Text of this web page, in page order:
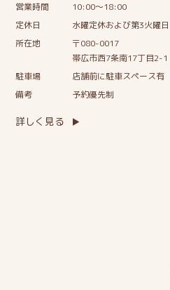
営業時間
10:00〜18:00
定休日
水曜定休および第3火曜日
所在地
〒080-0017
帯広市西7条南17丁目2-1
駐車場
店舗前に駐車スペース有
備考
予約優先制
詳しく見る